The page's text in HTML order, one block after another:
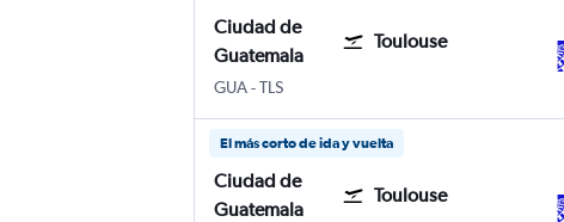
Ciudad de
Guatemala
Toulouse
GUACiudad de Guatemala Internacional La Aurora
-TLS
El más corto de ida y vuelta
Ciudad de
Guatemala
Toulouse